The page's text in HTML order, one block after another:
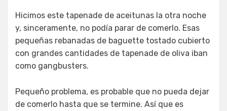
Hicimos este tapenade de aceitunas la otra noche
y, sinceramente, no podía parar de comerlo. Esas
pequeñas rebanadas de baguette tostado cubierto
con grandes cantidades de tapenade de oliva iban
como gangbusters.
Pequeño problema, es probable que no pueda dejar
de comerlo hasta que se termine. Así que es